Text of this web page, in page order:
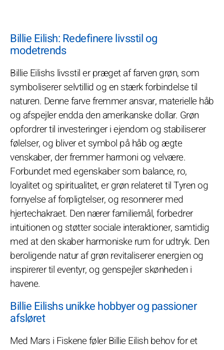
Billie Eilish: Redefinere livsstil og
modetrends
Billie Eilishs livsstil er præget af farven grøn, som
symboliserer selvtillid og en stærk forbindelse til
naturen. Denne farve fremmer ansvar, materielle håb
og afspejler endda den amerikanske dollar. Grøn
opfordrer til investeringer i ejendom og stabiliserer
følelser, og bliver et symbol på håb og ægte
venskaber, der fremmer harmoni og velvære.
Forbundet med egenskaber som balance, ro,
loyalitet og spiritualitet, er grøn relateret til Tyren og
fornyelse af forpligtelser, og resonnerer med
hjertechakraet. Den nærer familiemål, forbedrer
intuitionen og støtter sociale interaktioner, samtidig
med at den skaber harmoniske rum for udtryk. Den
beroligende natur af grøn revitaliserer energien og
inspirerer til eventyr, og genspejler skønheden i
havene.
Billie Eilishs unikke hobbyer og passioner
afsløret
Med Mars i Fiskene føler Billie Eilish behov for et